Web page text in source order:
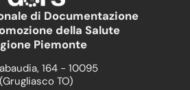
di Documentazione
della Salute
Piemonte
164 - 10095
(Grugliasco TO)